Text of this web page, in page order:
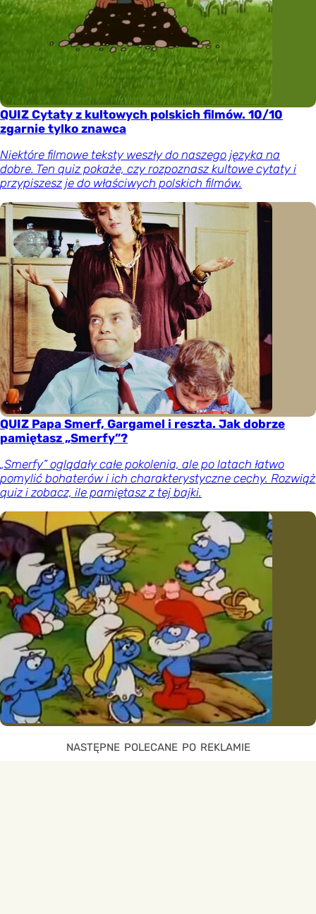
QUIZ Cytaty z kultowych polskich filmów. 10/10
zgarnie tylko znawca
Niektóre filmowe teksty weszły do naszego języka na
dobre. Ten quiz pokaże, czy rozpoznasz kultowe cytaty i
przypiszesz je do właściwych polskich filmów.
QUIZ Papa Smerf, Gargamel i reszta. Jak dobrze
pamiętasz „Smerfy”?
„Smerfy” oglądały całe pokolenia, ale po latach łatwo
pomylić bohaterów i ich charakterystyczne cechy. Rozwiąż
quiz i zobacz, ile pamiętasz z tej bajki.